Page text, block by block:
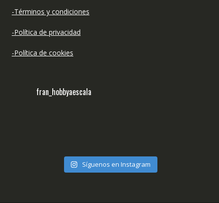
-Términos y condiciones
-Política de privacidad
-Política de cookies
fran_hobbyaescala
Síguenos en Instagram